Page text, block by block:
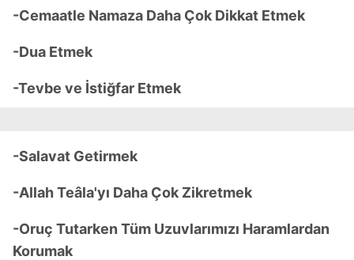
-Cemaatle Namaza Daha Çok Dikkat Etmek
-Dua Etmek
-Tevbe ve İstiğfar Etmek
-Salavat Getirmek
-Allah Teâla'yı Daha Çok Zikretmek
-Oruç Tutarken Tüm Uzuvlarımızı Haramlardan
Korumak